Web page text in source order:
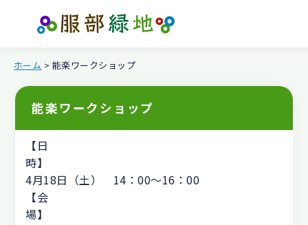
ホーム > 能楽ワークショップ
能楽ワークショップ
【日
4月18日（土） 14：00～16：00
【会